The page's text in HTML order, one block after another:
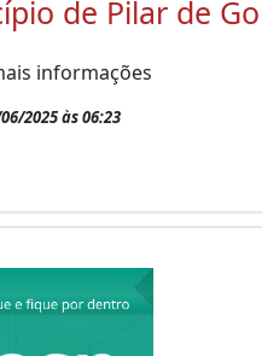
de Pilar de
informações
2025 às 06:23